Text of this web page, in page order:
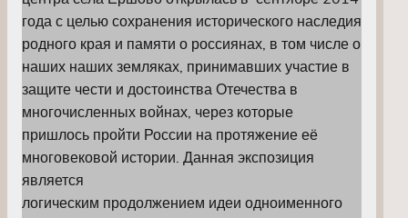
года с целью сохранения исторического наследия
родного края и памяти о россиянах, в том числе о
наших наших земляках, принимавших участие в
защите чести и достоинства Отечества в
многочисленных войнах, через которые
пришлось пройти России на протяжение её
многовековой истории. Данная экспозиция
является
логическим продолжением идеи одноименного